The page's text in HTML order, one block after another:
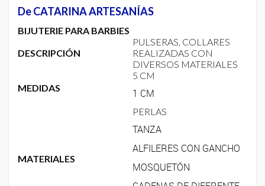
De CATARINA ARTESANÍAS
BIJUTERIE PARA BARBIES
DESCRIPCIÓN
PULSERAS, COLLARES
REALIZADAS CON
DIVERSOS MATERIALES
MEDIDAS
5 CM
1 CM
MATERIALES
PERLAS
TANZA
ALFILERES CON GANCHO
MOSQUETÓN